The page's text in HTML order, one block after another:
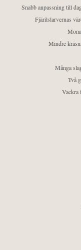
Snabb anpassning till
Fjärilslarvernas
Mindre
Många
Två
Vackra